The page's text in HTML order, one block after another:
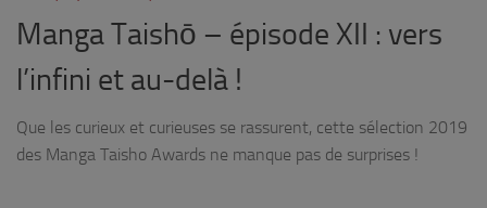
Manga Taishō – épisode XII : vers
l’infini et au-delà !
Que les curieux et curieuses se rassurent, cette sélection 2019
des Manga Taisho Awards ne manque pas de surprises !